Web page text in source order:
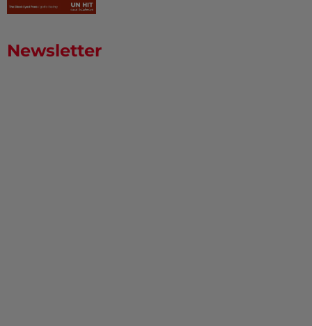
Newsletter